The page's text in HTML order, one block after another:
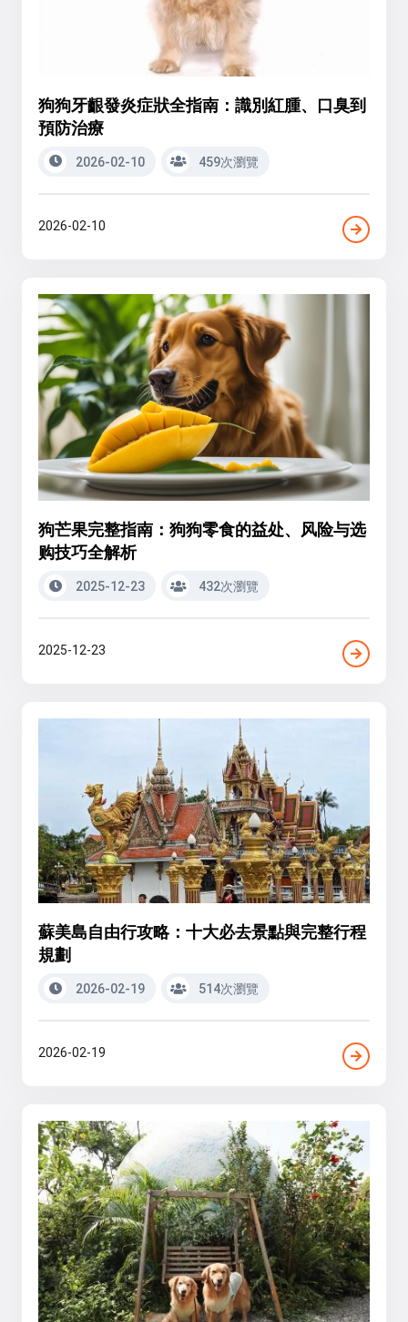
狗狗牙齦發炎症狀全指南：識別紅腫、口臭到
預防治療
2026-02-10 459次瀏覽
2026-02-10
狗芒果完整指南：狗狗零食的益处、风险与选
购技巧全解析
2025-12-23 432次瀏覽
2025-12-23
蘇美島自由行攻略：十大必去景點與完整行程
規劃
2026-02-19 514次瀏覽
2026-02-19